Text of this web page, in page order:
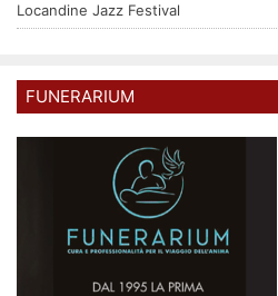
Locandine Jazz Festival
FUNERARIUM